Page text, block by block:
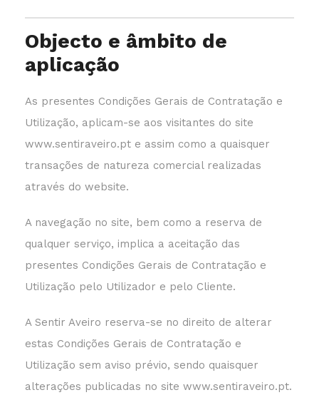
Objecto e âmbito de
aplicação
As presentes Condições Gerais de Contratação e
Utilização, aplicam-se aos visitantes do site
www.sentiraveiro.pt e assim como a quaisquer
transações de natureza comercial realizadas
através do website.
A navegação no site, bem como a reserva de
qualquer serviço, implica a aceitação das
presentes Condições Gerais de Contratação e
Utilização pelo Utilizador e pelo Cliente.
A Sentir Aveiro reserva-se no direito de alterar
estas Condições Gerais de Contratação e
Utilização sem aviso prévio, sendo quaisquer
alterações publicadas no site www.sentiraveiro.pt.